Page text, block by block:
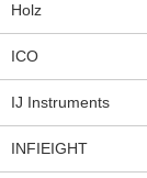
Holz
ICO
IJ Instruments
INFIEIGHT